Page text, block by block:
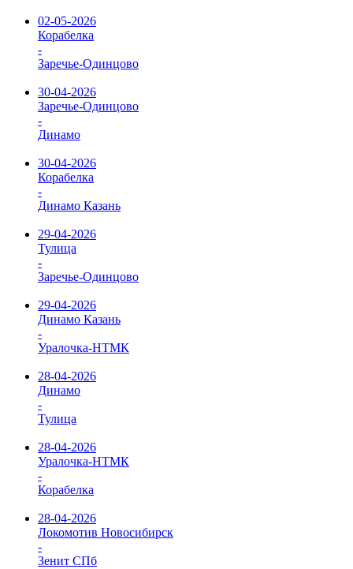
02-05-2026
Корабелка
-
Заречье-Одинцово
30-04-2026
Заречье-Одинцово
-
Динамо
30-04-2026
Корабелка
-
Динамо Казань
29-04-2026
Тулица
-
Заречье-Одинцово
29-04-2026
Динамо Казань
-
Уралочка-НТМК
28-04-2026
Динамо
-
Тулица
28-04-2026
Уралочка-НТМК
-
Корабелка
28-04-2026
Локомотив Новосибирск
-
Зенит СПб